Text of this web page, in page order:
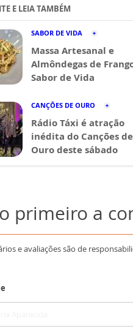
E LEIA TAMBÉM
SABOR DE VIDA
Massa Artesanal e
Almôndegas de
Sabor de Vida
CANÇÕES DE OURO
Rádio Táxi é atração
inédita do Canções de
Ouro deste sábado
primeiro a
e avaliações são de